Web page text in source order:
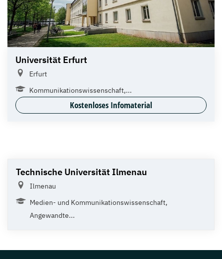
Universität Erfurt
Erfurt
Kommunikationswissenschaft,...
Kostenloses Infomaterial
Technische Universität Ilmenau
Ilmenau
Medien- und Kommunikationswissenschaft,
Angewandte...